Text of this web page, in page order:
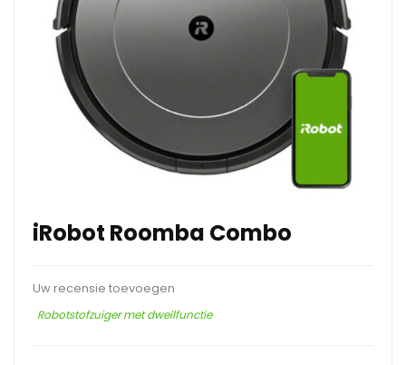
iRobot Roomba Combo
Uw recensie toevoegen
Robotstofzuiger met dweilfunctie